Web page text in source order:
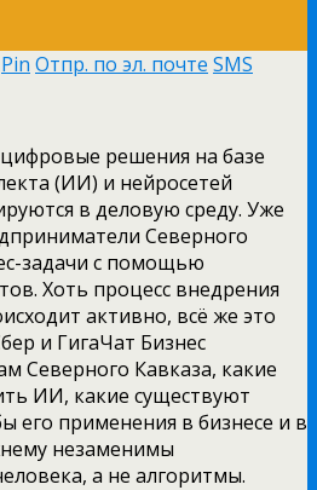
Pin Отпр. по эл. почте SMS
решения на базе
(ИИ) и нейросетей
в деловую среду. Уже
Северного
задачи с помощью
Хоть процесс внедрения
активно, всё же это
и ГигаЧат Бизнес
Северного Кавказа, какие
ИИ, какие существуют
его применения в бизнесе и в
незаменимы
а не алгоритмы.